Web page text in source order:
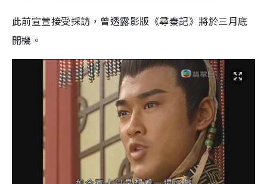
此前宣萱接受採訪，曾透露影版《尋秦記》將於三月底
開機。